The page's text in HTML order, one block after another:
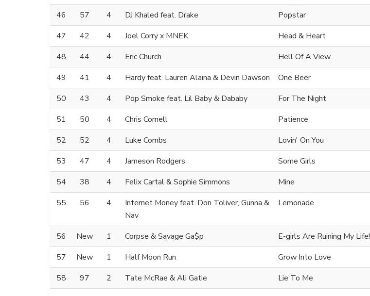
46
57 4 DJ Khaled feat. Drake
Popstar
47
42 4 Joel Corry x MNEK
Head & Heart
48
44 4 Eric Church
Hell Of A View
49
41 4 Hardy feat. Lauren Alaina & Devin Dawson
One Beer
50
43 4 Pop Smoke feat. Lil Baby & Dababy
For The Night
51
50 4 Chris Cornell
Patience
52
52 4 Luke Combs
Lovin' On You
53
47 4 Jameson Rodgers
Some Girls
54
38 4 Felix Cartal & Sophie Simmons
Mine
55
56 4
Internet Money feat. Don Toliver, Gunna &
Nav
Lemonade
56 New 1 Corpse & Savage Ga$p
E-girls Are Ruining My Life!
57
New 1 Half Moon Run
Grow Into Love
58
97 2 Tate McRae & Ali Gatie
Lie To Me